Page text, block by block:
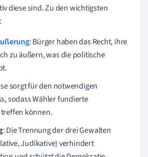
diese sind. Zu den wichtigsten
: Bürger haben das Recht, ihre
zu äußern, was die politische
sorgt für den notwendigen
sodass Wähler fundierte
können.
: Die Trennung der drei Gewalten
Judikative) verhindert